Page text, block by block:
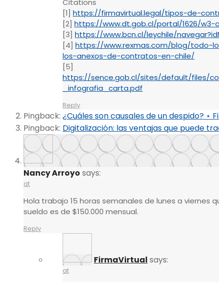
Citations
[1] https://firmavirtual.legal/tipos-de-
[2] https://www.dt.gob.cl/portal/1626/w3-
[3] https://www.bcn.cl/leychile/
[4] https://www.rexmas.com/blog/todo-
los-anexos-de-contratos-en-chile/
[5]
https://sence.gob.cl/sites/default/files/
_infografia_carta.pdf
Reply
Pingback: ¿Cuáles son causales de un despido? ⋆
Pingback: Digitalización: las ventajas que puede
Nancy Arroyo says:
at
Hola trabajo 15 horas semanales de lunes a viernes
sueldo es de $150.000 mensual.
Reply
FirmaVirtual says:
at